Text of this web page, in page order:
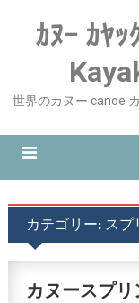
ｶﾇｰ ｶﾔｯ
世界のカヌー canoe
カテゴリー: スプ
カヌースプ